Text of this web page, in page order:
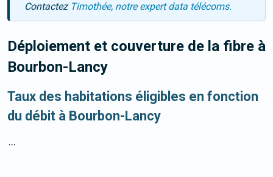
Contactez Timothée, notre expert data télécoms.
Déploiement et couverture de la fibre à
Bourbon-Lancy
Taux des habitations éligibles en fonction
du débit à Bourbon-Lancy
...